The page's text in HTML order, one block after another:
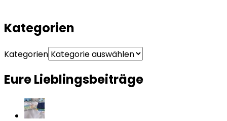
Kategorien
Kategorien
Eure Lieblingsbeiträge